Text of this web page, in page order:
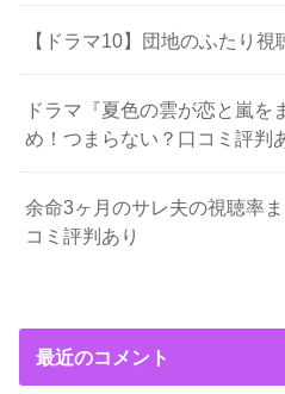
【ドラマ10】団地のふたり視
ドラマ『夏色の雲が恋と嵐を
め！つまらない？口コミ評判
余命3ヶ月のサレ夫の視聴率
コミ評判あり
最近のコメント